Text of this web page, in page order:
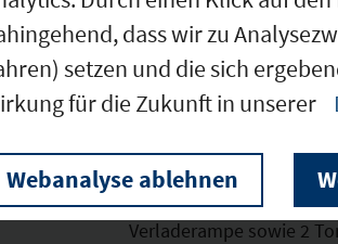
Halle 1
Die Produktionshalle
Starkstromanschlüsse
Herrntolietten sowie
Außerdem verfügt die
Verladerampe sowie 2
dass wir zu
setzen und die sich
für die Zukunft in unserer
Webanalyse ablehnen